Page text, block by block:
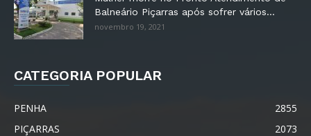
Balneário Piçarras após sofrer vários...
novembro 19, 2021
CATEGORIA POPULAR
PENHA
2855
PIÇARRAS
2073